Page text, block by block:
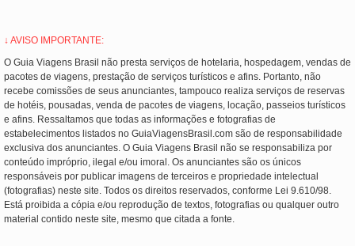
↓ AVISO IMPORTANTE:
O Guia Viagens Brasil não presta serviços de hotelaria, hospedagem, vendas de
pacotes de viagens, prestação de serviços turísticos e afins. Portanto, não
recebe comissões de seus anunciantes, tampouco realiza serviços de reservas
de hotéis, pousadas, venda de pacotes de viagens, locação, passeios turísticos
e afins. Ressaltamos que todas as informações e fotografias de
estabelecimentos listados no GuiaViagensBrasil.com são de responsabilidade
exclusiva dos anunciantes. O Guia Viagens Brasil não se responsabiliza por
conteúdo impróprio, ilegal e/ou imoral. Os anunciantes são os únicos
responsáveis por publicar imagens de terceiros e propriedade intelectual
(fotografias) neste site. Todos os direitos reservados, conforme Lei 9.610/98.
Está proibida a cópia e/ou reprodução de textos, fotografias ou qualquer outro
material contido neste site, mesmo que citada a fonte.